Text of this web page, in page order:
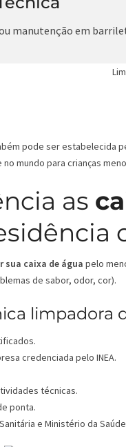
manutenção em
pode ser estabelecida
mundo para crianças
as
sua caixa de água pelo
de sabor, odor, cor).
limpadora
credenciada pelo INEA.
técnicas.
ponta.
e Ministério da